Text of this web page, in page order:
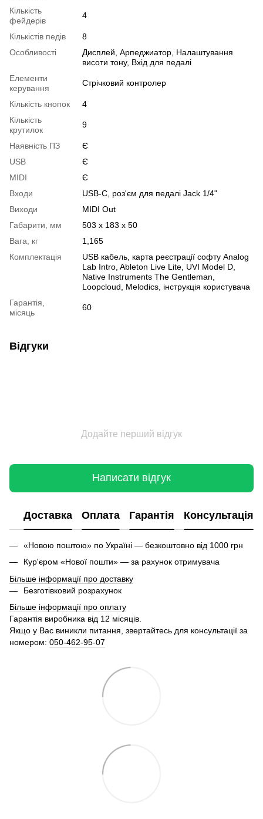
Кількість
фейдерів
4
Кількістів педів
8
Особливості
Дисплей, Арпеджиатор, Налаштування
висоти тону, Вхід для педалі
Елементи
керування
Стрічковий контролер
Кількість кнопок
4
Кількість
крутилок
9
Наявність ПЗ
Є
USB
Є
MIDI
Є
Входи
USB-C, роз'єм для педалі Jack 1/4"
Виходи
MIDI Out
Габарити, мм
503 x 183 x 50
Вага, кг
1,165
Комплектація
USB кабель, карта реєстрації софту Analog
Lab Intro, Ableton Live Lite, UVI Model D,
Native Instruments The Gentleman,
Loopcloud, Melodics, інструкція користувача
Гарантія,
місяць
60
Відгуки
Додайте перший відгук
Написати відгук
Доставка Оплата Гарантія Консультація
«Новою поштою» по Україні — безкоштовно від 1000 грн
Кур'єром «Нової пошти» — за рахунок отримувача
Більше інформації про доставку
Безготівковий розрахунок
Більше інформації про оплату
Гарантія виробника від 12 місяців.
Якщо у Вас виникли питання, звертайтесь для консультації за
номером: 050-462-95-07